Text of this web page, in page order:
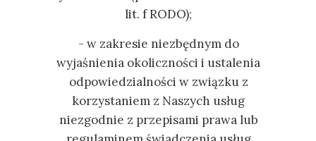
lit. f RODO);
- w zakresie niezbędnym do
wyjaśnienia okoliczności i ustalenia
odpowiedzialności w związku z
korzystaniem z Naszych usług
niezgodnie z przepisami prawa lub